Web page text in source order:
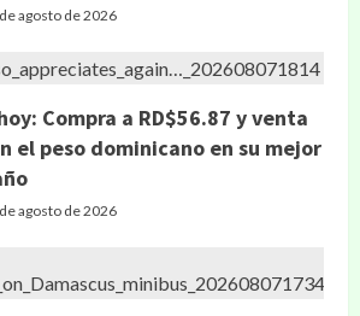
agosto de 2026
Compra a RD$56.87 y venta
el peso dominicano en su mejor
agosto de 2026